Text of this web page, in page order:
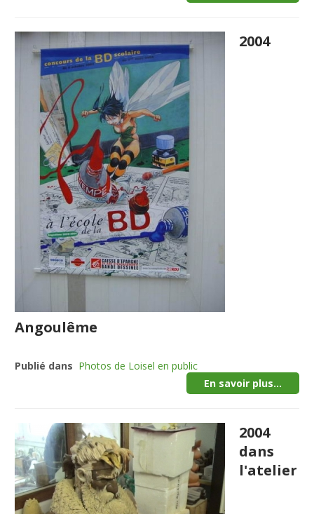
2004
Angoulême
Publié dans Photos de Loisel en public
En savoir plus...
2004
dans
l'atelier